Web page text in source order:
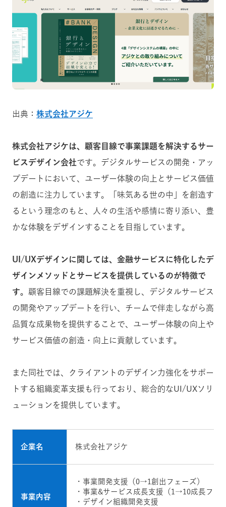
出典： 株式会社アジケ
株式会社アジケは、顧客目線で事業課題を解決するサー
ビスデザイン会社です。デジタルサービスの開発・アッ
プデートにおいて、ユーザー体験の向上とサービス価値
の創造に注力しています。「味気ある世の中」を創造す
るという理念のもと、人々の生活や感情に寄り添い、豊
かな体験をデザインすることを目指しています。
UI/UXデザインに関しては、金融サービスに特化したデ
ザインメソッドとサービスを提供しているのが特徴で
す。 顧客目線での課題解決を重視し、デジタルサービス
の開発やアップデートを行い、チームで伴走しながら高
品質な成果物を提供することで、ユーザー体験の向上や
サービス価値の創造・向上に貢献しています。
また同社では、クライアントのデザイン力強化をサポー
トする組織変革支援も行っており、総合的なUI/UXソリ
ューションを提供しています。
企業名 株式会社アジケ
事業内容
・事業開発支援（0→1創出フェーズ）
・事業&サービス成長支援（1→10成長フェ
・デザイン組織開発支援